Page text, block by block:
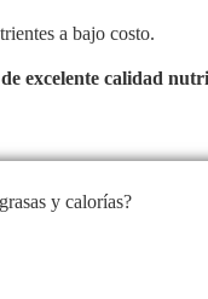
a bajo costo.
excelente calidad
y calorías?